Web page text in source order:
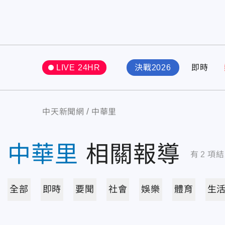
LIVE 24HR 決戰2026 即時
中天新聞網 中華里
中華里 相關報導 有 2 項
全部 即時 要聞 社會 娛樂 體育 生